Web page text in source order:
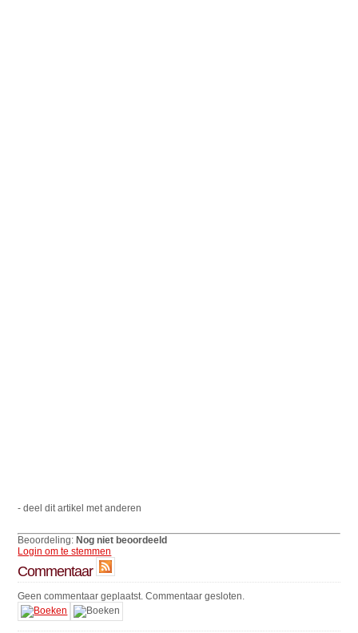
- deel dit artikel met anderen
Beoordeling:Nog niet beoordeeld
Login om te stemmen
Commentaar
Geen commentaar geplaatst. Commentaar gesloten.